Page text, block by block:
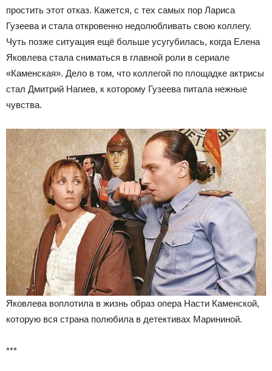
простить этот отказ. Кажется, с тех самых пор Лариса
Гузеева и стала откровенно недолюбливать свою коллегу.
Чуть позже ситуация ещё больше усугубилась, когда Елена
Яковлева стала сниматься в главной роли в сериале
«Каменская». Дело в том, что коллегой по площадке актрисы
стал Дмитрий Нагиев, к которому Гузеева питала нежные
чувства.
Яковлева воплотила в жизнь образ опера Насти Каменской,
которую вся страна полюбила в детективах Марининой.
***